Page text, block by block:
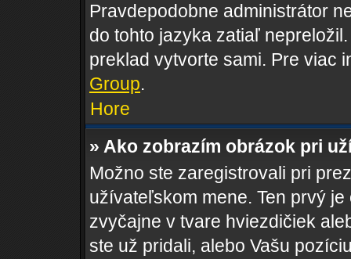
Pravdepodobne administrátor
do tohto jazyka zatiaľ
preklad vytvorte sami. Pre viac
Group.
Hore
» Ako zobrazím obrázok pri
Možno ste zaregistrovali pri
užívateľskom mene. Ten prvý
zvyčajne v tvare hviezdičiek
ste už pridali, alebo Vašu